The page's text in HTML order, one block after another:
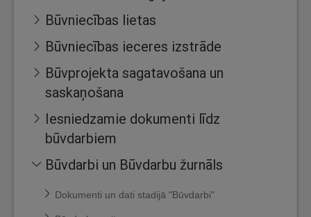
Būvniecības lietas
Būvniecības ieceres izstrāde
Būvprojekta sagatavošana un
saskaņošana
Iesniedzamie dokumenti līdz
būvdarbiem
Būvdarbi un Būvdarbu žurnāls
Dokumenti un dati stadijā "Būvdarbi"